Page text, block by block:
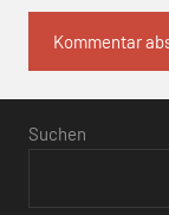
Suchen